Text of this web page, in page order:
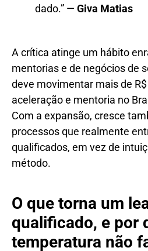
dado.” — Giva Matias
A crítica atinge um hábito
mentorias e de negócios de
deve movimentar mais de
aceleração e mentoria no
Com a expansão, cresce
processos que realmente
qualificados, em vez de
método.
O que torna um
qualificado, e por
temperatura não